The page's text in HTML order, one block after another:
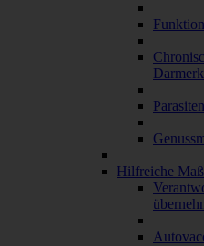
Hilfreiche